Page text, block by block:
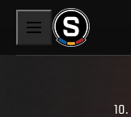
10.